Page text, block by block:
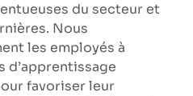
du secteur et
Nous
les employés à
favoriser leur